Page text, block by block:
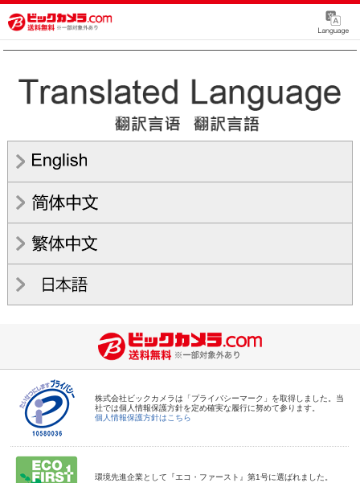
株式会社ビックカメラは「プライバシーマーク」を取得しました。当
社では個人情報保護方針を定め確実な履行に努めて参ります。
個人情報保護方針はこちら
環境先進企業として『エコ・ファースト』第1号に選ばれました。